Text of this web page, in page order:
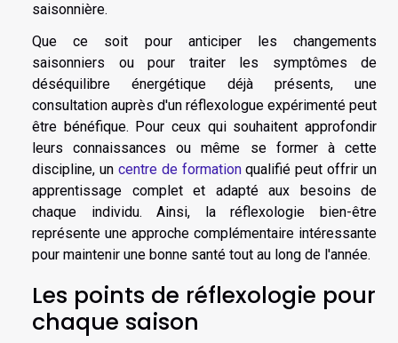
saisonnière.
Que ce soit pour anticiper les changements
saisonniers ou pour traiter les symptômes de
déséquilibre énergétique déjà présents, une
consultation auprès d'un réflexologue expérimenté peut
être bénéfique. Pour ceux qui souhaitent approfondir
leurs connaissances ou même se former à cette
discipline, un centre de formationqualifié peut offrir un
apprentissage complet et adapté aux besoins de
chaque individu. Ainsi, la réflexologie bien-être
représente une approche complémentaire intéressante
pour maintenir une bonne santé tout au long de l'année.
Les points de réflexologie pour
chaque saison